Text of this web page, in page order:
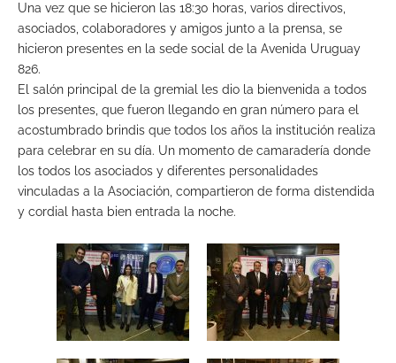
Una vez que se hicieron las 18:30 horas, varios directivos,
asociados, colaboradores y amigos junto a la prensa, se
hicieron presentes en la sede social de la Avenida Uruguay
826.
El salón principal de la gremial les dio la bienvenida a todos
los presentes, que fueron llegando en gran número para el
acostumbrado brindis que todos los años la institución realiza
para celebrar en su día. Un momento de camaradería donde
los todos los asociados y diferentes personalidades
vinculadas a la Asociación, compartieron de forma distendida
y cordial hasta bien entrada la noche.